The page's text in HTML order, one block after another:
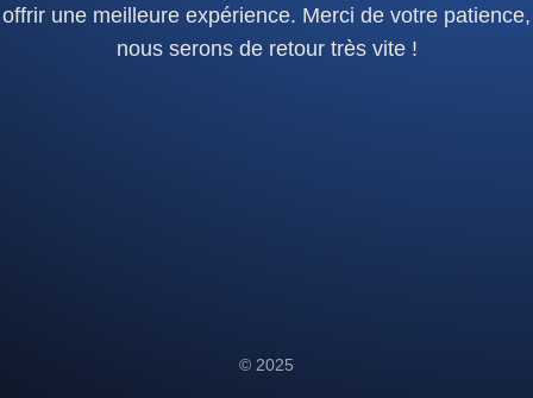
offrir une meilleure expérience. Merci de votre patience,
nous serons de retour très vite !
© 2025